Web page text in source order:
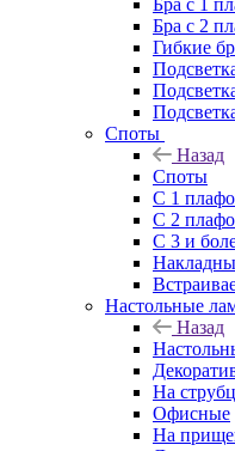
Бра с 1
Бра с 2
Гибкие
Споты
Назад
Споты
С 1
С 2
С 3 и
Настольные
Назад
На
Офисные
На